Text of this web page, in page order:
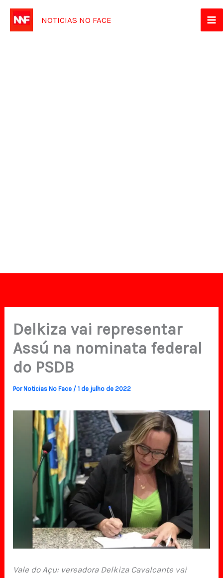
para
NOTICIAS NO FACE
Delkiza vai representar
Assú na nominata federal
do PSDB
PorNoticias No Face /1 de julho de 2022
Vale do Açu: vereadora Delkiza Cavalcante vai